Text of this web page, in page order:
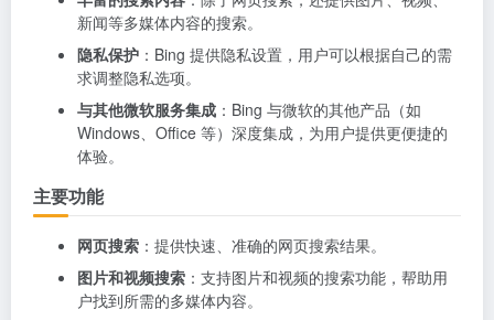
新闻等多媒体内容的搜索。
隐私保护 ：Bing 提供隐私设置，用户可以根据自己的需
求调整隐私选项。
与其他微软服务集成 ：Bing 与微软的其他产品（如
Windows、Office 等）深度集成，为用户提供更便捷的
体验。
主要功能
网页搜索 ：提供快速、准确的网页搜索结果。
图片和视频搜索 ：支持图片和视频的搜索功能，帮助用
户找到所需的多媒体内容。